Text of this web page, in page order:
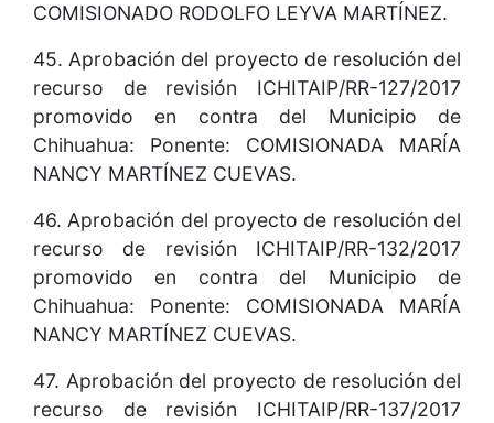
COMISIONADO RODOLFO LEYVA MARTÍNEZ.
45. Aprobación del proyecto de resolución del
recurso de revisión ICHITAIP/RR-127/2017
promovido en contra del Municipio de
Chihuahua: Ponente: COMISIONADA MARÍA
NANCY MARTÍNEZ CUEVAS.
46. Aprobación del proyecto de resolución del
recurso de revisión ICHITAIP/RR-132/2017
promovido en contra del Municipio de
Chihuahua: Ponente: COMISIONADA MARÍA
NANCY MARTÍNEZ CUEVAS.
47. Aprobación del proyecto de resolución del
recurso de revisión ICHITAIP/RR-137/2017